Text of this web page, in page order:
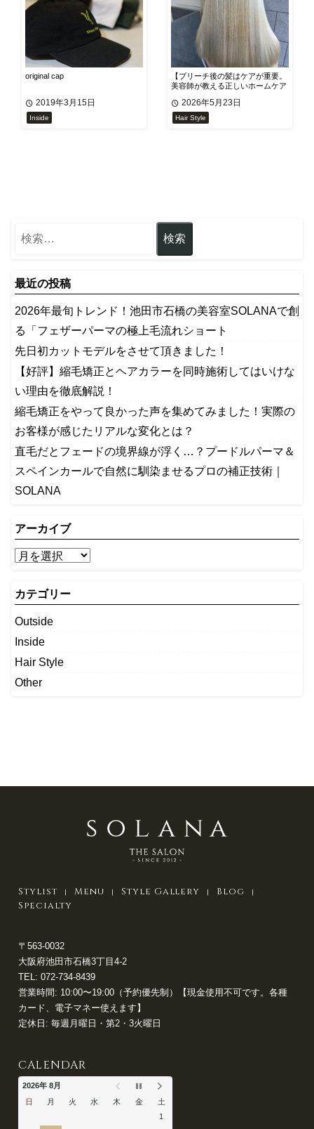
original cap
2019年3月15日
Inside
【ブリーチ後の髪はケアが重要。
美容師が教える正しいホームケア
2026年5月23日
Hair Style
最近の投稿
2026年最旬トレンド！池田市石橋の美容室SOLANAで創
る「フェザーパーマの極上毛流れショート
先日初カットモデルをさせて頂きました！
【好評】縮毛矯正とヘアカラーを同時施術してはいけな
い理由を徹底解説！
縮毛矯正をやって良かった声を集めてみました！実際の
お客様が感じたリアルな変化とは？
​直毛だとフェードの境界線が浮く…？プードルパーマ＆
スペインカールで自然に馴染ませるプロの補正技術｜
SOLANA
アーカイブ
カテゴリー
Outside
Inside
Hair Style
Other
Stylist Menu Style Gallery
Blog
Specialty
〒563-0032
大阪府池田市石橋3丁目4-2
TEL: 072-734-8439
営業時間: 10:00〜19:00（予約優先制）【現金使用不可です。各種
カード、電子マネー使えます】
定休日: 毎週月曜日・第2・3火曜日
CALENDAR
2026年 8月
日
月 火 水 木 金
土
1